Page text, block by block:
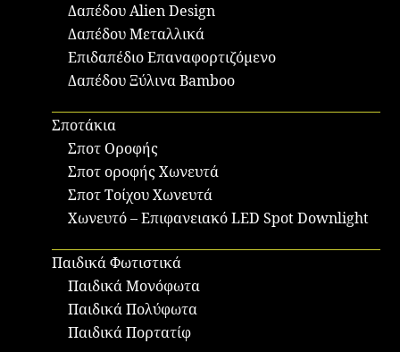
Δαπέδου Alien Design
Δαπέδου Μεταλλικά
Επιδαπέδιο Επαναφορτιζόμενο
Δαπέδου Ξύλινα Bamboo
Σποτάκια
Σποτ Οροφής
Σποτ οροφής Χωνευτά
Σποτ Τοίχου Χωνευτά
Χωνευτό – Επιφανειακό LED Spot Downlight
Παιδικά Φωτιστικά
Παιδικά Μονόφωτα
Παιδικά Πολύφωτα
Παιδικά Πορτατίφ